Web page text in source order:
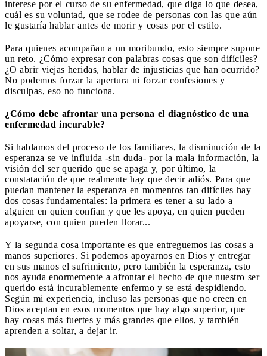
interese por el curso de su enfermedad, que diga lo que desea,
cuál es su voluntad, que se rodee de personas con las que aún
le gustaría hablar antes de morir y cosas por el estilo.
Para quienes acompañan a un moribundo, esto siempre supone
un reto. ¿Cómo expresar con palabras cosas que son difíciles?
¿O abrir viejas heridas, hablar de injusticias que han ocurrido?
No podemos forzar la apertura ni forzar confesiones y
disculpas, eso no funciona.
¿Cómo debe afrontar una persona el diagnóstico de una
enfermedad incurable?
Si hablamos del proceso de los familiares, la disminución de la
esperanza se ve influida -sin duda- por la mala información, la
visión del ser querido que se apaga y, por último, la
constatación de que realmente hay que decir adiós. Para que
puedan mantener la esperanza en momentos tan difíciles hay
dos cosas fundamentales: la primera es tener a su lado a
alguien en quien confían y que les apoya, en quien pueden
apoyarse, con quien pueden llorar...
Y la segunda cosa importante es que entreguemos las cosas a
manos superiores. Si podemos apoyarnos en Dios y entregar
en sus manos el sufrimiento, pero también la esperanza, esto
nos ayuda enormemente a afrontar el hecho de que nuestro ser
querido está incurablemente enfermo y se está despidiendo.
Según mi experiencia, incluso las personas que no creen en
Dios aceptan en esos momentos que hay algo superior, que
hay cosas más fuertes y más grandes que ellos, y también
aprenden a soltar, a dejar ir.